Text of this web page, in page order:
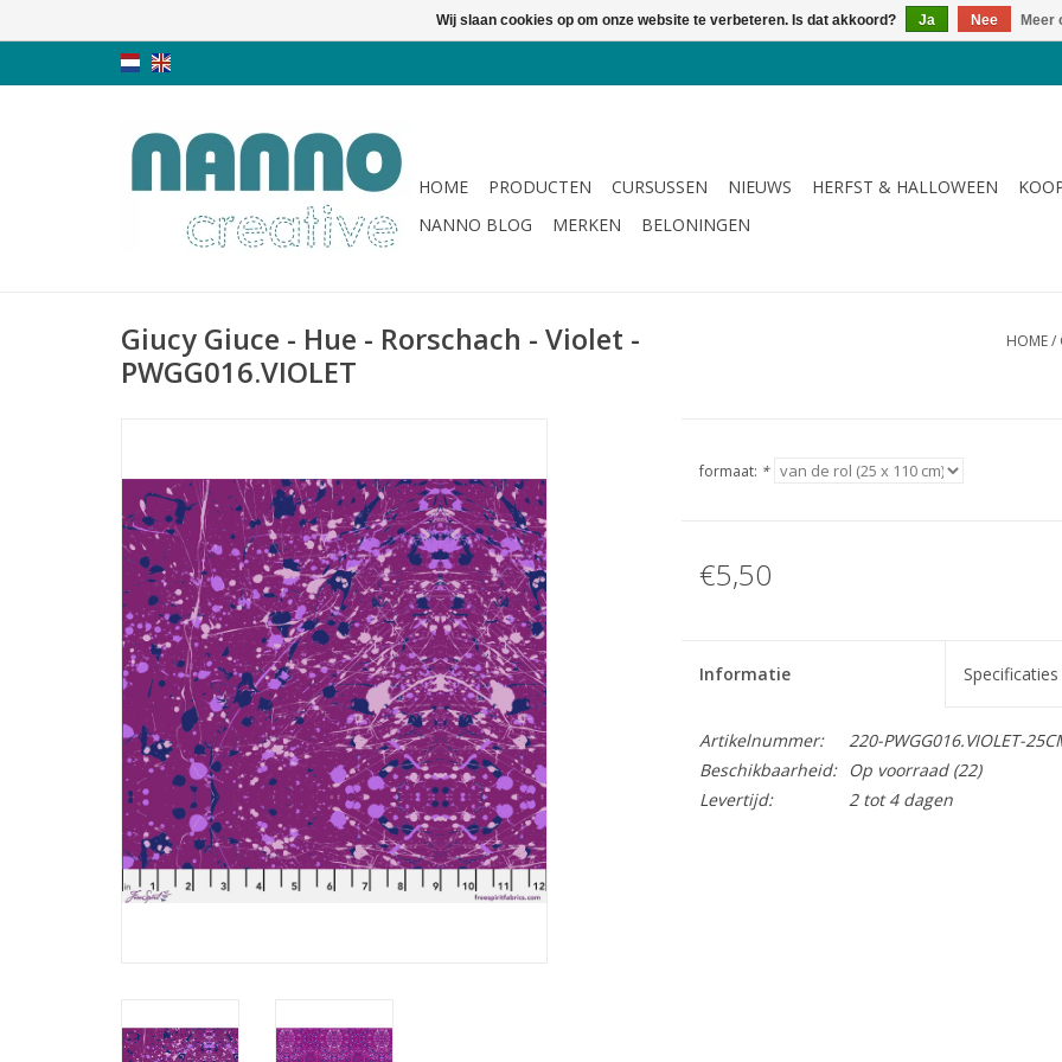
HOME PRODUCTEN CURSUSSEN NIEUWS HERFST & HALLOWEEN
NANNO BLOG
MERKEN BELONINGEN
Giucy Giuce - Hue - Rorschach - Violet -
PWGG016.VIOLET
HOME/
formaat: *
€5,50
Informatie Specificaties
Artikelnummer:
220-PWGG016.VIOLET-
Beschikbaarheid:
Op voorraad(22)
Levertijd:
2 tot 4 dagen
Wij slaan cookies op om onze website te verbeteren. Is dat akkoord? Ja Nee Meer